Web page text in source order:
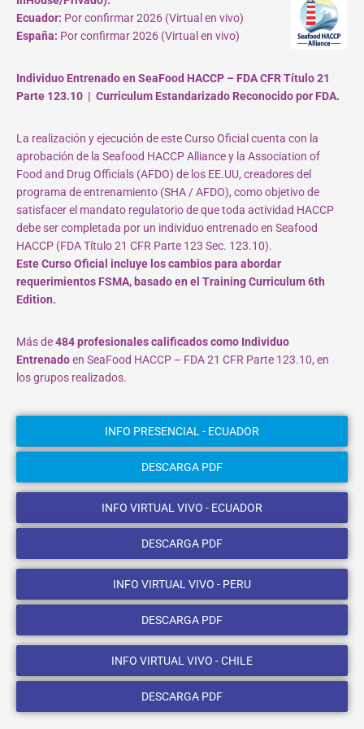
Ecuador: Por confirmar 2026 (Virtual en vivo)
España: Por confirmar 2026 (Virtual en vivo)
Individuo Entrenado en SeaFood HACCP – FDA CFR Título 21
Parte 123.10 | Curriculum Estandarizado Reconocido por FDA.
La realización y ejecución de este Curso Oficial cuenta con la
aprobación de la Seafood HACCP Alliance y la Association of
Food and Drug Officials (AFDO) de los EE.UU, creadores del
programa de entrenamiento (SHA / AFDO), como objetivo de
satisfacer el mandato regulatorio de que toda actividad HACCP
debe ser completada por un individuo entrenado en Seafood
HACCP (FDA Título 21 CFR Parte 123 Sec. 123.10).
Este Curso Oficial incluye los cambios para abordar
requerimientos FSMA, basado en el Training Curriculum 6th
Edition.
Más de484 profesionales calificados como Individuo
Entrenadoen SeaFood HACCP – FDA 21 CFR Parte 123.10, en
los grupos realizados.
INFO PRESENCIAL - ECUADOR
DESCARGA PDF
INFO VIRTUAL VIVO - ECUADOR
DESCARGA PDF
INFO VIRTUAL VIVO - PERU
DESCARGA PDF
INFO VIRTUAL VIVO - CHILE
DESCARGA PDF